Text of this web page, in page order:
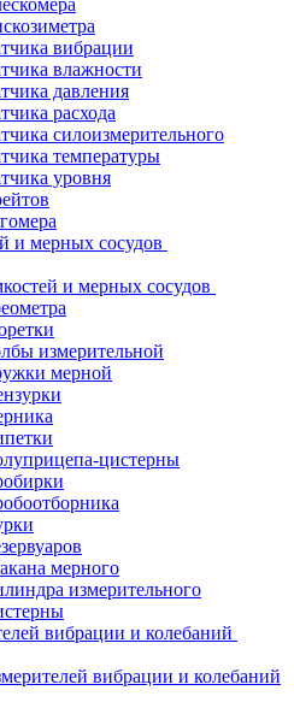
вибрации
влажности
давления
расхода
силоизмерительного
температуры
уровня
и мерных сосудов
и мерных сосудов
измерительной
мерной
цистерны
мерного
измерительного
вибрации и колебаний
вибрации и колебаний